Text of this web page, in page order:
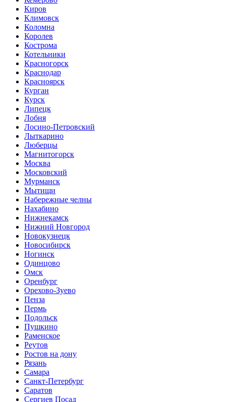
Киров
Климовск
Коломна
Королев
Кострома
Котельники
Красногорск
Краснодар
Красноярск
Курган
Курск
Липецк
Лобня
Лосино-Петровский
Лыткарино
Люберцы
Магнитогорск
Москва
Московский
Мурманск
Мытищи
Набережные челны
Нахабино
Нижнекамск
Нижний Новгород
Новокузнецк
Новосибирск
Ногинск
Одинцово
Омск
Оренбург
Орехово-Зуево
Пенза
Пермь
Подольск
Пушкино
Раменское
Реутов
Ростов на дону
Рязань
Самара
Санкт-Петербург
Саратов
Сергиев Посад